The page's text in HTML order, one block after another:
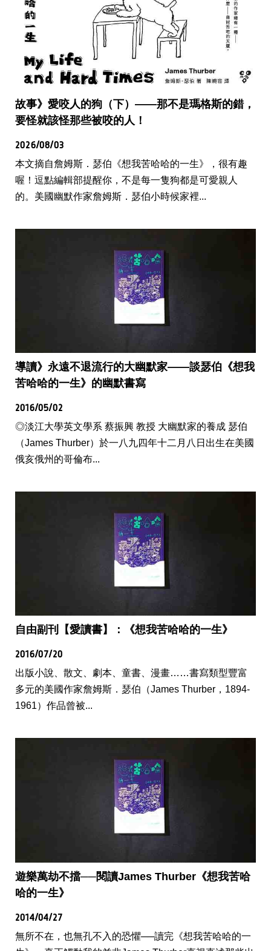
故事》愛咬人的狗（下）——那不是瑪格斯的錯，
要怪就該怪那些被咬的人！
2026/08/03
本文摘自詹姆斯．瑟伯《想我苦哈哈的一生》，很有趣
喔！逗點編輯部提醒你，不是每一隻狗都是可愛親人
的。美國幽默作家詹姆斯．瑟伯小時候家裡...
導讀》永遠不退流行的大幽默家——談瑟伯《想我
苦哈哈的一生》的幽默書寫
2016/05/02
◎淡江大學英文學系 蔡振興 教授 大幽默家的養成 瑟伯
（James Thurber）於一八九四年十二月八日出生在美國
俄亥俄州的哥倫布...
自由副刊【愛讀書】：《想我苦哈哈的一生》
2016/07/20
出版小說、散文、劇本、童書、漫畫……書寫類型豐富
多元的美國作家詹姆斯．瑟伯（James Thurber，1894-
1961）作品曾被...
遊樂萬劫不擋──閱讀James Thurber《想我苦哈
哈的一生》
2014/04/27
無所不在，也無孔不入的恐懼──讀完《想我苦哈哈的一